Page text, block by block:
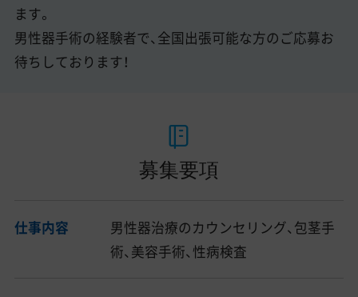
ます。
男性器手術の経験者で、全国出張可能な方のご応募お
待ちしております！
募集要項
仕事内容
男性器治療のカウンセリング、包茎手
術、美容手術、性病検査